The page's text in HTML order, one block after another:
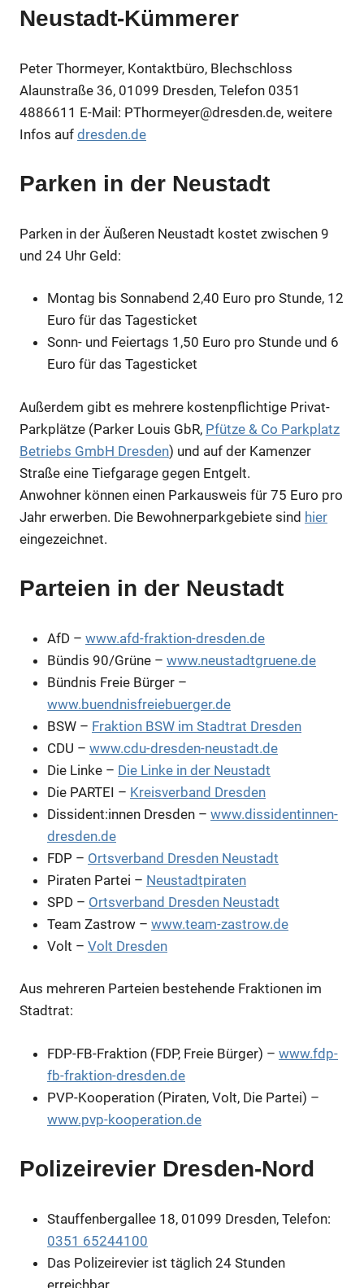
Neustadt-Kümmerer
Peter Thormeyer, Kontaktbüro, Blechschloss
Alaunstraße 36, 01099 Dresden, Telefon 0351
4886611 E-Mail: PThormeyer@dresden.de, weitere
Infos auf dresden.de
Parken in der Neustadt
Parken in der Äußeren Neustadt kostet zwischen 9
und 24 Uhr Geld:
Montag bis Sonnabend 2,40 Euro pro Stunde, 12
Euro für das Tagesticket
Sonn- und Feiertags 1,50 Euro pro Stunde und 6
Euro für das Tagesticket
Außerdem gibt es mehrere kostenpflichtige Privat-
Parkplätze (Parker Louis GbR, Pfütze & Co Parkplatz
Betriebs GmbH Dresden) und auf der Kamenzer
Straße eine Tiefgarage gegen Entgelt.
Anwohner können einen Parkausweis für 75 Euro pro
Jahr erwerben. Die Bewohnerparkgebiete sind hier
eingezeichnet.
Parteien in der Neustadt
AfD – www.afd-fraktion-dresden.de
Bündis 90/Grüne – www.neustadtgruene.de
Bündnis Freie Bürger –
www.buendnisfreiebuerger.de
BSW – Fraktion BSW im Stadtrat Dresden
CDU – www.cdu-dresden-neustadt.de
Die Linke – Die Linke in der Neustadt
Die PARTEI – Kreisverband Dresden
Dissident:innen Dresden – www.dissidentinnen-
dresden.de
FDP – Ortsverband Dresden Neustadt
Piraten Partei – Neustadtpiraten
SPD – Ortsverband Dresden Neustadt
Team Zastrow – www.team-zastrow.de
Volt – Volt Dresden
Aus mehreren Parteien bestehende Fraktionen im
Stadtrat:
FDP-FB-Fraktion (FDP, Freie Bürger) – www.fdp-
fb-fraktion-dresden.de
PVP-Kooperation (Piraten, Volt, Die Partei) –
www.pvp-kooperation.de
Polizeirevier Dresden-Nord
Stauffenbergallee 18, 01099 Dresden, Telefon:
0351 65244100
Das Polizeirevier ist täglich 24 Stunden
erreichbar.